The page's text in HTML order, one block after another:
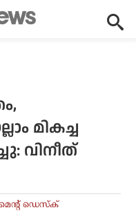
മികച്ച
വിനീത്
ഡെസ്‌ക്